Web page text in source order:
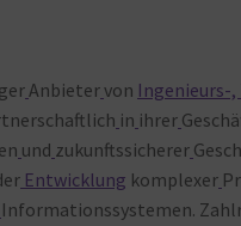
Anbietervon Ingenieurs-
in ihrer
und zukunftssicherer
Entwicklung komplexer
Informationssystemen.